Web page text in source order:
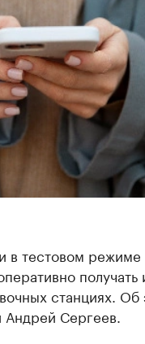
тестовом режиме
станциях. Об
Сергеев.